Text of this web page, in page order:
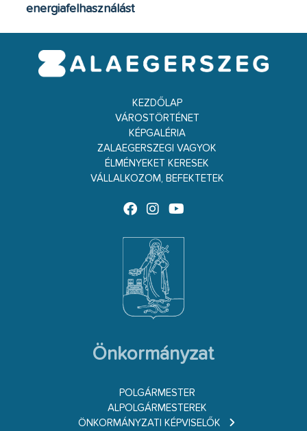
energiafelhasználást
KEZDŐLAP
VÁROSTÖRTÉNET
KÉPGALÉRIA
ZALAEGERSZEGI VAGYOK
ÉLMÉNYEKET KERESEK
VÁLLALKOZOM, BEFEKTETEK
Önkormányzat
POLGÁRMESTER
ALPOLGÁRMESTEREK
ÖNKORMÁNYZATI KÉPVISELŐK